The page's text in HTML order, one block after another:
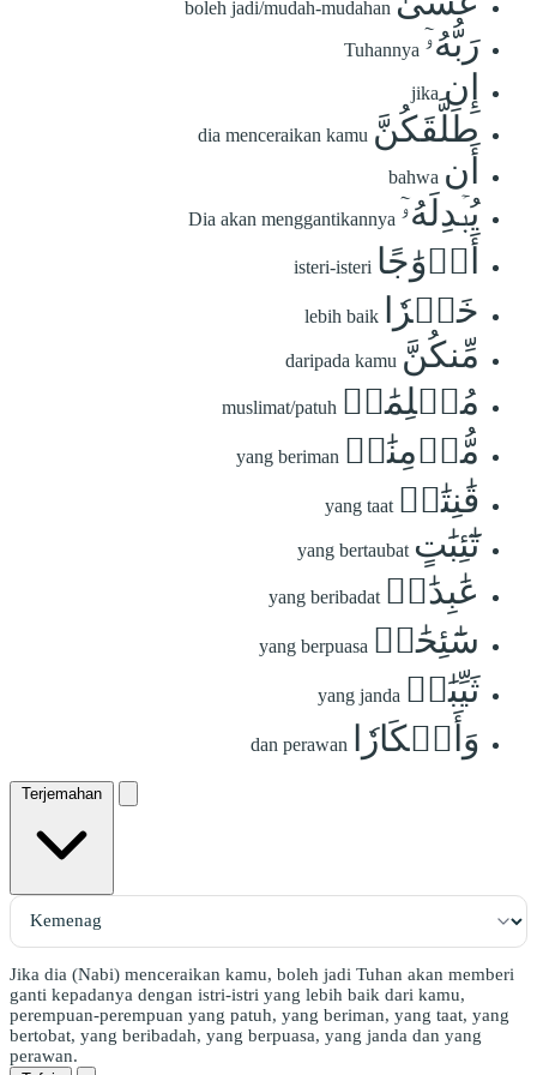
boleh jadi/mudah-mudahan
رَبُّهُۥٓ Tuhannya
إِن jika
طَلَّقَكُنَّ dia menceraikan kamu
أَن bahwa
يُبۡدِلَهُۥٓ Dia akan menggantikannya
أَزۡوَٰجًا isteri-isteri
خَيۡرٗا lebih baik
مِّنكُنَّ daripada kamu
مُسۡلِمَٰتٖ muslimat/patuh
مُّؤۡمِنَٰتٖ yang beriman
قَٰنِتَٰتٖ yang taat
تَٰٓئِبَٰتٍ yang bertaubat
عَٰبِدَٰتٖ yang beribadat
سَٰٓئِحَٰتٖ yang berpuasa
ثَيِّبَٰتٖ yang janda
وَأَبۡكَارٗا dan perawan
Terjemahan
Jika dia (Nabi) menceraikan kamu, boleh jadi Tuhan akan memberi
ganti kepadanya dengan istri-istri yang lebih baik dari kamu,
perempuan-perempuan yang patuh, yang beriman, yang taat, yang
bertobat, yang beribadah, yang berpuasa, yang janda dan yang
perawan.